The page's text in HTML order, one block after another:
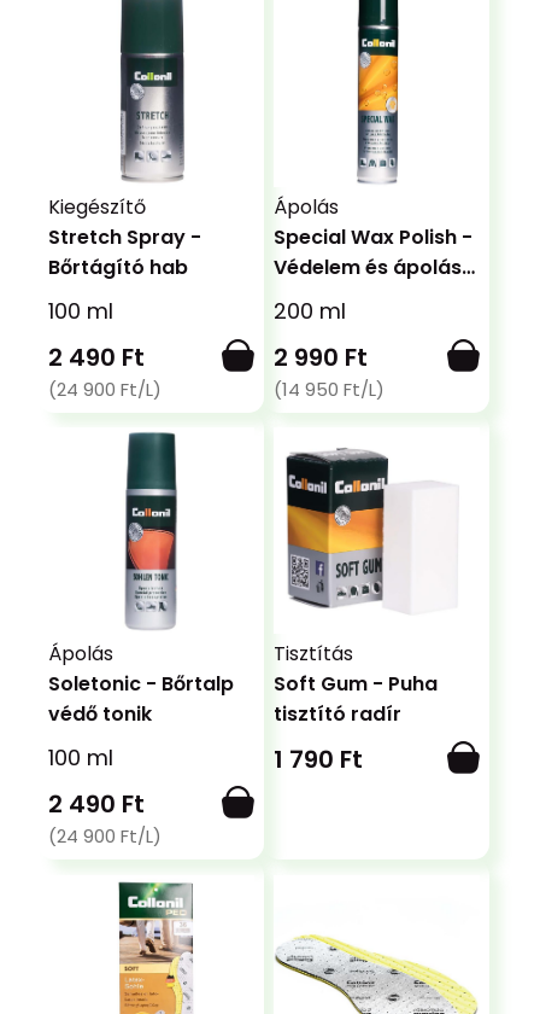
Kiegészítő
Stretch Spray -
Bőrtágító hab
100 ml
2 490 Ft
(24 900 Ft/L)
Ápolás
Special Wax Polish -
Védelem és ápolás
finomabb bőrökre
200 ml
2 990 Ft
(14 950 Ft/L)
Ápolás
Soletonic - Bőrtalp
védő tonik
100 ml
2 490 Ft
(24 900 Ft/L)
Tisztítás
Soft Gum - Puha
tisztító radír
1 790 Ft